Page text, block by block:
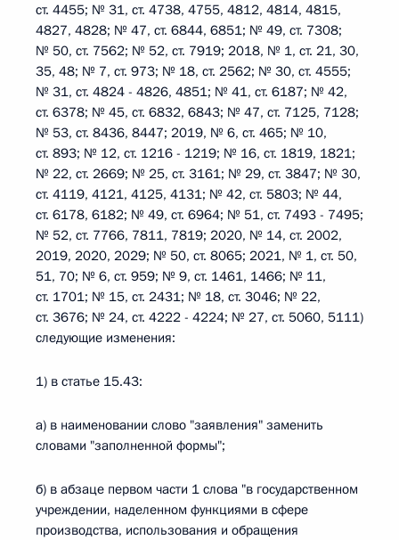
ст. 4455; № 31, ст. 4738, 4755, 4812, 4814, 4815,
4827, 4828; № 47, ст. 6844, 6851; № 49, ст. 7308;
№ 50, ст. 7562; № 52, ст. 7919; 2018, № 1, ст. 21, 30,
35, 48; № 7, ст. 973; № 18, ст. 2562; № 30, ст. 4555;
№ 31, ст. 4824 - 4826, 4851; № 41, ст. 6187; № 42,
ст. 6378; № 45, ст. 6832, 6843; № 47, ст. 7125, 7128;
№ 53, ст. 8436, 8447; 2019, № 6, ст. 465; № 10,
ст. 893; № 12, ст. 1216 - 1219; № 16, ст. 1819, 1821;
№ 22, ст. 2669; № 25, ст. 3161; № 29, ст. 3847; № 30,
ст. 4119, 4121, 4125, 4131; № 42, ст. 5803; № 44,
ст. 6178, 6182; № 49, ст. 6964; № 51, ст. 7493 - 7495;
№ 52, ст. 7766, 7811, 7819; 2020, № 14, ст. 2002,
2019, 2020, 2029; № 50, ст. 8065; 2021, № 1, ст. 50,
51, 70; № 6, ст. 959; № 9, ст. 1461, 1466; № 11,
ст. 1701; № 15, ст. 2431; № 18, ст. 3046; № 22,
ст. 3676; № 24, ст. 4222 - 4224; № 27, ст. 5060, 5111)
следующие изменения:
1) в статье 15.43:
а) в наименовании слово "заявления" заменить
словами "заполненной формы";
б) в абзаце первом части 1 слова "в государственном
учреждении, наделенном функциями в сфере
производства, использования и обращения